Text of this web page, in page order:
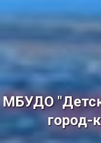
МБУДО
город-